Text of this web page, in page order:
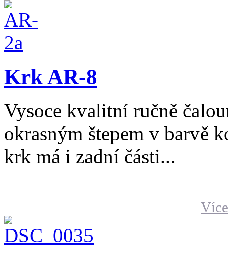
Krk AR-8
Vysoce kvalitní ručně
okrasným štepem v barvě
krk má i zadní části...